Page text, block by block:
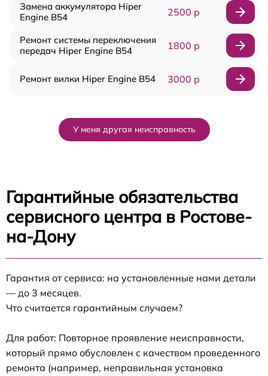
Замена аккумулятора Hiper
Engine B54
2500 р
Ремонт системы переключения
передач Hiper Engine B54
1800 р
Ремонт вилки Hiper Engine B54 3000 р
У меня другая неисправность
Гарантийные обязательства
сервисного центра в Ростове-
на-Дону
Гарантия от сервиса: на установленные нами детали
— до 3 месяцев.
Что считается гарантийным случаем?
Для работ: Повторное проявление неисправности,
который прямо обусловлен с качеством проведенного
ремонта (например, неправильная установка